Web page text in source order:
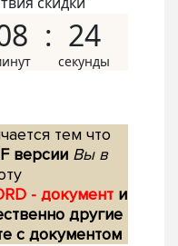
23
тем что
версии Вы в
- документ и
другие
с документом